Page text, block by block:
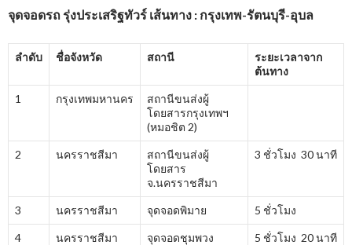
จุดจอดรถ รุ่งประเสริฐทัวร์ เส้นทาง : กรุงเทพ-รัตนบุรี-อุบล
ลำดับ ชื่อจังหวัด สถานี
ระยะเวลาจาก
ต้นทาง
1 กรุงเทพมหานคร
สถานีขนส่งผู้
โดยสารกรุงเทพฯ
(หมอชิต 2)
2 นครราชสีมา
สถานีขนส่งผู้
โดยสาร
จ.นครราชสีมา
3 ชั่วโมง 30 นาที
3 นครราชสีมา จุดจอดพิมาย 5 ชั่วโมง
4 นครราชสีมา จุดจอดชุมพวง 5 ชั่วโมง 20 นาที